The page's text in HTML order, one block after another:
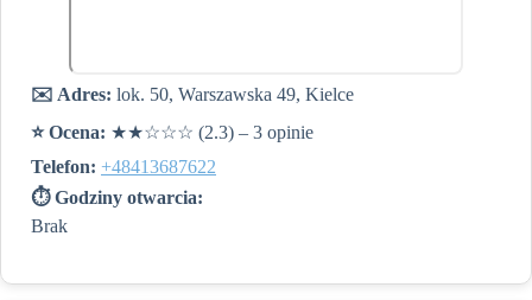
✉️ Adres: lok. 50, Warszawska 49, Kielce
⭐️ Ocena: ★★☆☆☆ (2.3) – 3 opinie
Telefon: +48413687622
⏱ Godziny otwarcia:
Brak